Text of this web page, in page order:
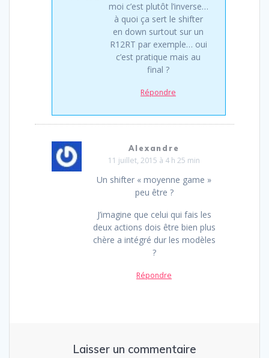
moi c’est plutôt l’inverse…
à quoi ça sert le shifter
en down surtout sur un
R12RT par exemple… oui
c’est pratique mais au
final ?
Répondre
Alexandre
11 juillet, 2015 à 4 h 25 min
Un shifter « moyenne game »
peu être ?
J’imagine que celui qui fais les
deux actions dois être bien plus
chère a intégré dur les modèles
?
Répondre
Laisser un commentaire